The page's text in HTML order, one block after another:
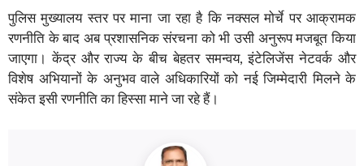
पुलिस मुख्यालय स्तर पर माना जा रहा है कि नक्सल मोर्चे पर आक्रामक
रणनीति के बाद अब प्रशासनिक संरचना को भी उसी अनुरूप मजबूत किया
जाएगा। केंद्र और राज्य के बीच बेहतर समन्वय, इंटेलिजेंस नेटवर्क और
विशेष अभियानों के अनुभव वाले अधिकारियों को नई जिम्मेदारी मिलने के
संकेत इसी रणनीति का हिस्सा माने जा रहे हैं।